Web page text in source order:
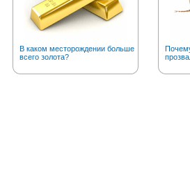
В каком месторождении больше
всего золота?